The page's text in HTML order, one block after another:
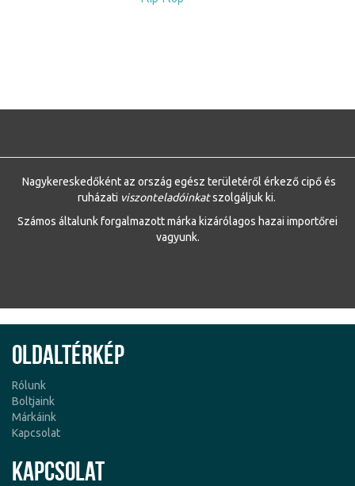
Nagykereskedőként az ország egész területéről érkező cipő és
ruházati viszonteladóinkatszolgáljuk ki.
Számos általunk forgalmazott márka kizárólagos hazai importőrei
vagyunk.
Oldaltérkép
Rólunk
Boltjaink
Márkáink
Kapcsolat
Kapcsolat